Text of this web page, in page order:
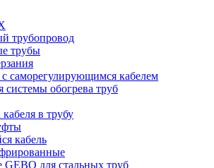
трубопровод
трубы
саморегулирующимся кабелем
обогрева труб
в трубу
кабель
для стальных труб